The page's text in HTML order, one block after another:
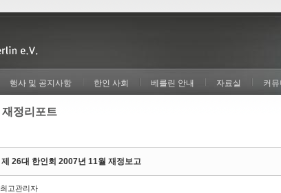
행사 및 공지사항 한인 사회 베를린 안내 자료실 커뮤
재정리포트
제 26대 한인회 2007년 11월 재정보고
최고관리자